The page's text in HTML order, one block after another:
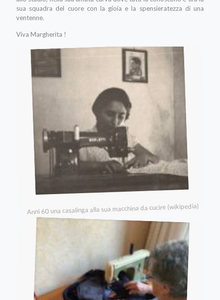
sua squadra del cuore con la gioia e la spensieratezza di una
ventenne.
Viva Margherita !
Anni 60 una casalinga alla sua macchina da cucire (wikipedia)